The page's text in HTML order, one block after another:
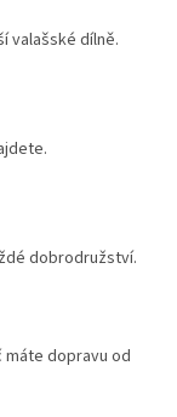
valašské dílně.
dobrodružství.
máte dopravu od